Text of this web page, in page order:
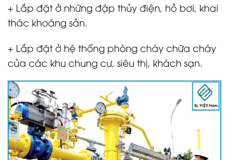
+ Lắp đặt ở những đập thủy điện, hồ bơi, khai
thác khoáng sản.
+ Lắp đặt ở hệ thống phòng cháy chữa cháy
của các khu chung cư, siêu thị, khách sạn.